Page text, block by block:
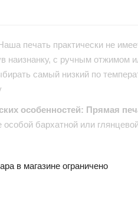
печать практически не
с ручным отжимом
самый низкий по
особенностей: Прямая
особой бархатной или
в магазине ограничено